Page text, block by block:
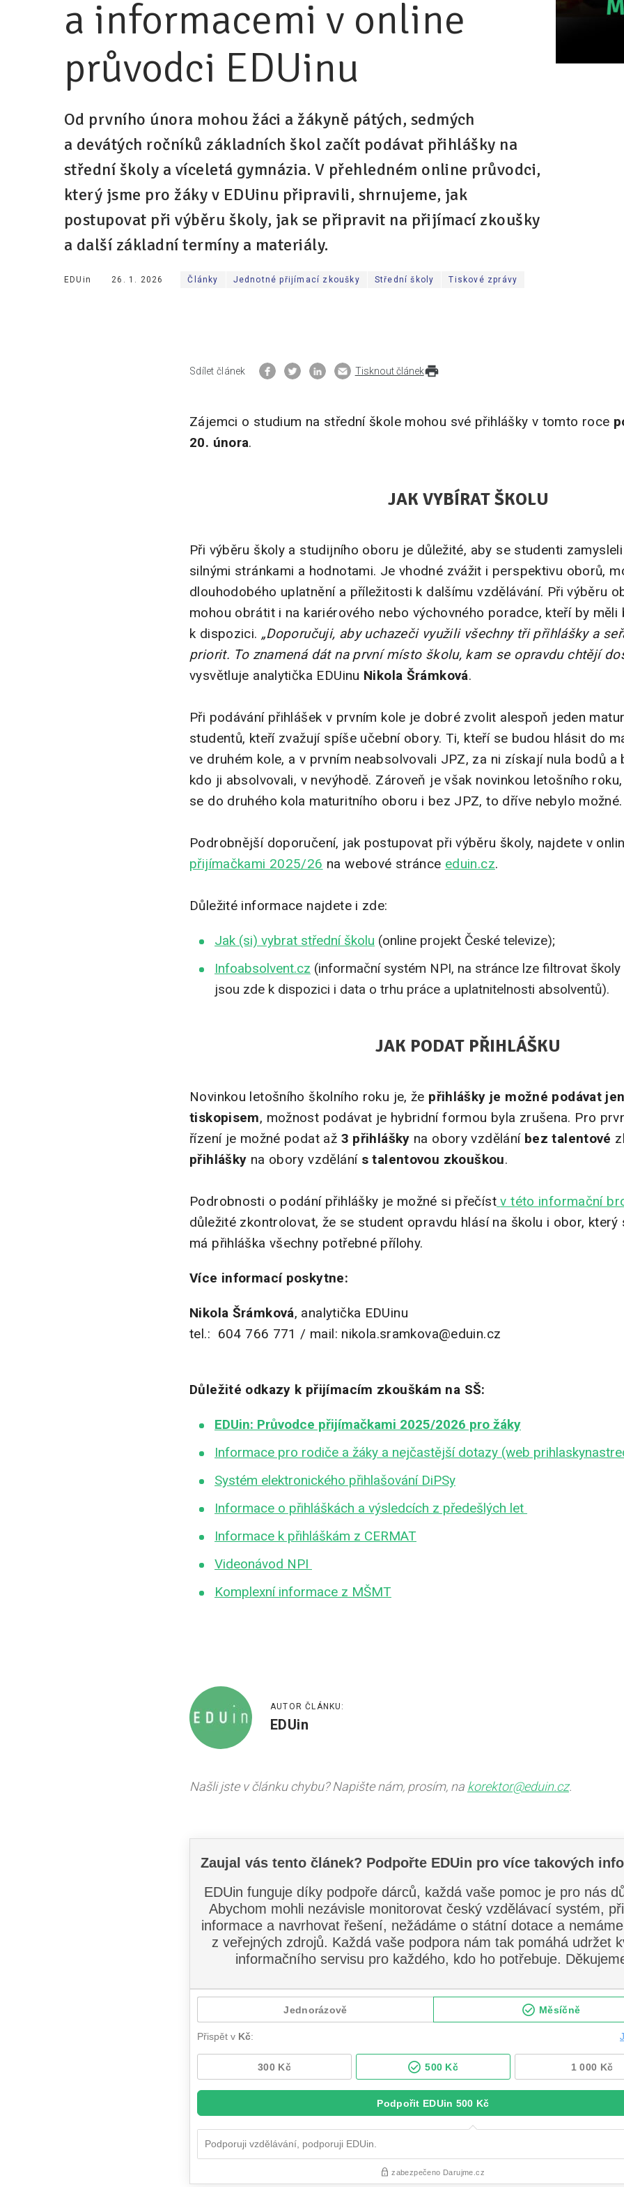
a informacemi v online
průvodci EDUinu
Od prvního února mohou žáci a žákyně pátých, sedmých
a devátých ročníků základních škol začít podávat přihlášky na
střední školy a víceletá gymnázia. V přehledném online průvodci,
který jsme pro žáky v EDUinu připravili, shrnujeme, jak
postupovat při výběru školy, jak se připravit na přijímací zkoušky
a další základní termíny a materiály.
EDUin 26. 1. 2026 Články Jednotné přijímací zkoušky Střední školy Tiskové zprávy
Sdílet článek Tisknout článek
Zájemci o studium na střední škole mohou své přihlášky v tomto roce
20. února.
JAK VYBÍRAT ŠKOLU
Při výběru školy a studijního oboru je důležité, aby se studenti
silnými stránkami a hodnotami. Je vhodné zvážit i perspektivu oborů,
dlouhodobého uplatnění a příležitosti k dalšímu vzdělávání. Při výběru
mohou obrátit i na kariérového nebo výchovného poradce, kteří by
k dispozici. „Doporučuji, aby uchazeči využili všechny tři přihlášky a
priorit. To znamená dát na první místo školu, kam se opravdu chtějí
vysvětluje analytička EDUinu Nikola Šrámková.
Při podávání přihlášek v prvním kole je dobré zvolit alespoň jeden
studentů, kteří zvažují spíše učební obory. Ti, kteří se budou hlásit do
ve druhém kole, a v prvním neabsolvovali JPZ, za ni získají nula bodů a
kdo ji absolvovali, v nevýhodě. Zároveň je však novinkou letošního
se do druhého kola maturitního oboru i bez JPZ, to dříve nebylo možné.
Podrobnější doporučení, jak postupovat při výběru školy, najdete v
přijímačkami 2025/26 na webové stránce eduin.cz.
Důležité informace najdete i zde:
Jak (si) vybrat střední školu (online projekt České televize);
Infoabsolvent.cz (informační systém NPI, na stránce lze filtrovat
jsou zde k dispozici i data o trhu práce a uplatnitelnosti absolventů).
JAK PODAT PŘIHLÁŠKU
Novinkou letošního školního roku je, že přihlášky je možné podávat
tiskopisem, možnost podávat je hybridní formou byla zrušena. Pro
řízení je možné podat až 3 přihlášky na obory vzdělání bez talentové
přihlášky na obory vzdělánís talentovou zkouškou.
Podrobnosti o podání přihlášky je možné si přečíst v této informační
důležité zkontrolovat, že se student opravdu hlásí na školu i obor, který
má přihláška všechny potřebné přílohy.
Více informací poskytne:
Nikola Šrámková, analytička EDUinu
tel.: 604 766 771 / mail: nikola.sramkova@eduin.cz
Důležité odkazy k přijímacím zkouškám na SŠ:
EDUin: Průvodce přijímačkami 2025/2026 pro žáky
Informace pro rodiče a žáky a nejčastější dotazy (web
Systém elektronického přihlašování DiPSy
Informace o přihláškách a výsledcích z předešlých let
Informace k přihláškám z CERMAT
Videonávod NPI
Komplexní informace z MŠMT
AUTOR ČLÁNKU:
EDUin
Našli jste v článku chybu? Napište nám, prosím, na korektor@eduin.cz.